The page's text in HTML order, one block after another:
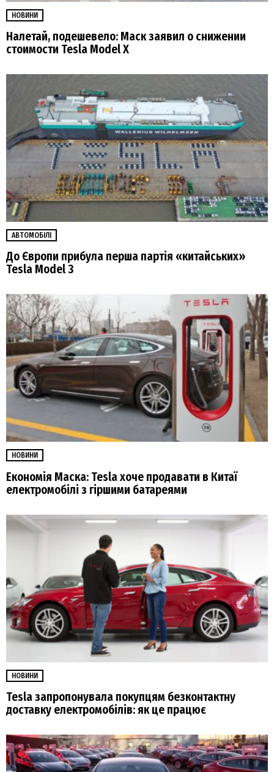
НОВИНИ
Налетай, подешевело: Маск заявил о снижении
стоимости Tesla Model X
АВТОМОБІЛІ
До Європи прибула перша партія «китайських»
Tesla Model 3
НОВИНИ
Економія Маска: Tesla хоче продавати в Китаї
електромобілі з гіршими батареями
НОВИНИ
Tesla запропонувала покупцям безконтактну
доставку електромобілів: як це працює